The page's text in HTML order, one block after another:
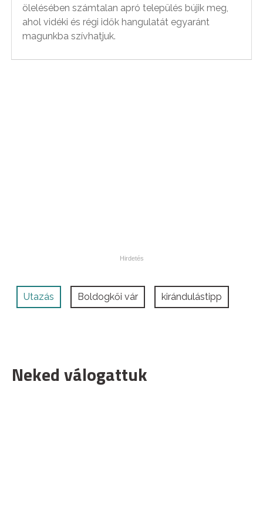
ölelésében számtalan apró település bújik meg,
ahol vidéki és régi idők hangulatát egyaránt
magunkba szívhatjuk.
Utazás Boldogkői vár kirándulástipp
Neked válogattuk